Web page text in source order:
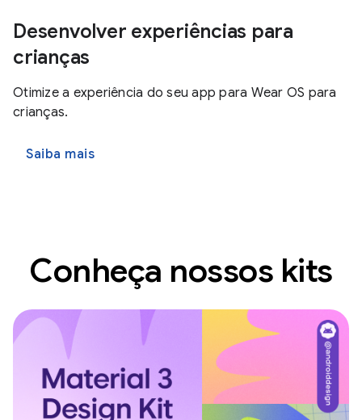
Desenvolver experiências para
crianças
Otimize a experiência do seu app para Wear OS para
crianças.
Saiba mais
Conheça nossos kits